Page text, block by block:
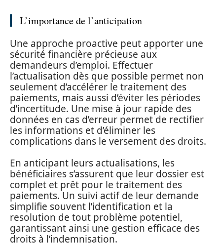
L’importance de l’anticipation
Une approche proactive peut apporter une
sécurité financière précieuse aux
demandeurs d’emploi. Effectuer
l’actualisation dès que possible permet non
seulement d’accélérer le traitement des
paiements, mais aussi d’éviter les périodes
d’incertitude. Une mise à jour rapide des
données en cas d’erreur permet de rectifier
les informations et d’éliminer les
complications dans le versement des droits.
En anticipant leurs actualisations, les
bénéficiaires s’assurent que leur dossier est
complet et prêt pour le traitement des
paiements. Un suivi actif de leur demande
simplifie souvent l’identification et la
resolution de tout problème potentiel,
garantissant ainsi une gestion efficace des
droits à l’indemnisation.